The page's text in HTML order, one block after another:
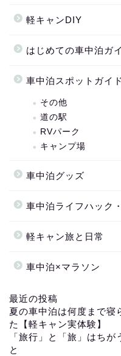
軽キャンDIY
はじめての車中泊ガ
車中泊スポットガイド
その他
道の駅
RVパーク
キャンプ場
車中泊グッズ
車中泊ライフハック
軽キャン旅と日常
車中泊×マラソン
最近の投稿
夏の車中泊は何度まで寝
た【軽キャン実体験】
「旅行」と「旅」はち
と